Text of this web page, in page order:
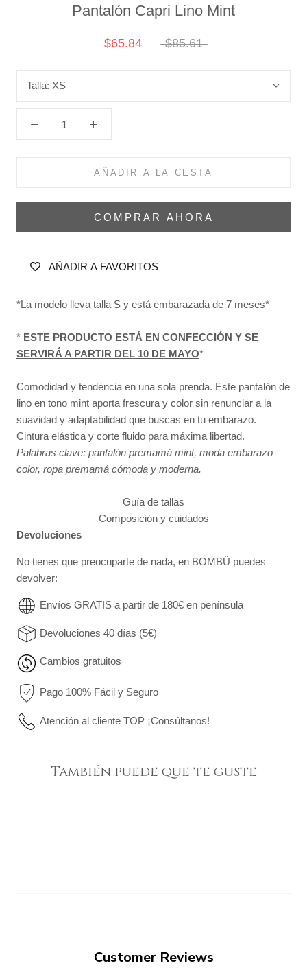
Pantalón Capri Lino Mint
$65.84 $85.61
Talla: XS
AÑADIR A LA CESTA
COMPRAR AHORA
AÑADIR A FAVORITOS
*La modelo lleva talla S y está embarazada de 7 meses*
* ESTE PRODUCTO ESTÁ EN CONFECCIÓN Y SE
SERVIRÁ A PARTIR DEL 10 DE MAYO*
Comodidad y tendencia en una sola prenda. Este pantalón de
lino en tono mint aporta frescura y color sin renunciar a la
suavidad y adaptabilidad que buscas en tu embarazo.
Cintura elástica y corte fluido para máxima libertad.
Palabras clave: pantalón premamá mint, moda embarazo
color, ropa premamá cómoda y moderna.
Guía de tallas
Composición y cuidados
Devoluciones
No tienes que preocuparte de nada, en BOMBÜ puedes
devolver:
Envíos GRATIS a partir de 180€ en península
Devoluciones 40 días (5€)
Cambios gratuitos
Pago 100% Fácil y Seguro
Atención al cliente TOP ¡Consúltanos!
También puede que te guste
Customer Reviews